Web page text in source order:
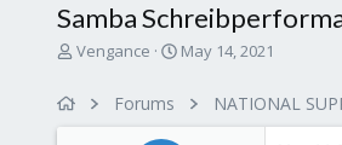
Samba
T
Vengance
S
May 14, 2021
Forums NATIONAL